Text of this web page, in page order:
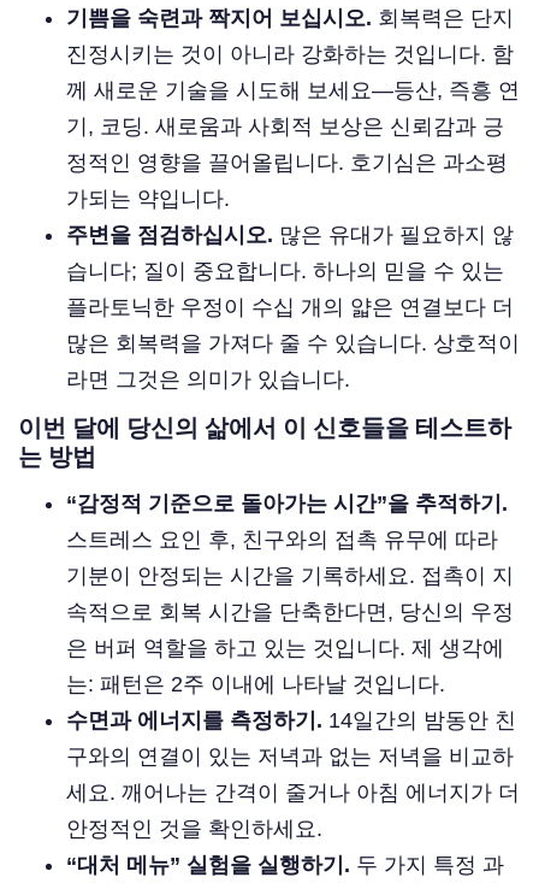
기쁨을 숙련과 짝지어 보십시오. 회복력은 단지
진정시키는 것이 아니라 강화하는 것입니다. 함
께 새로운 기술을 시도해 보세요—등산, 즉흥 연
기, 코딩. 새로움과 사회적 보상은 신뢰감과 긍
정적인 영향을 끌어올립니다. 호기심은 과소평
가되는 약입니다.
주변을 점검하십시오. 많은 유대가 필요하지 않
습니다; 질이 중요합니다. 하나의 믿을 수 있는
플라토닉한 우정이 수십 개의 얇은 연결보다 더
많은 회복력을 가져다 줄 수 있습니다. 상호적이
라면 그것은 의미가 있습니다.
이번 달에 당신의 삶에서 이 신호들을 테스트하
는 방법
“감정적 기준으로 돌아가는 시간”을 추적하기.
스트레스 요인 후, 친구와의 접촉 유무에 따라
기분이 안정되는 시간을 기록하세요. 접촉이 지
속적으로 회복 시간을 단축한다면, 당신의 우정
은 버퍼 역할을 하고 있는 것입니다. 제 생각에
는: 패턴은 2주 이내에 나타날 것입니다.
수면과 에너지를 측정하기. 14일간의 밤동안 친
구와의 연결이 있는 저녁과 없는 저녁을 비교하
세요. 깨어나는 간격이 줄거나 아침 에너지가 더
안정적인 것을 확인하세요.
“대처 메뉴” 실험을 실행하기. 두 가지 특정 과